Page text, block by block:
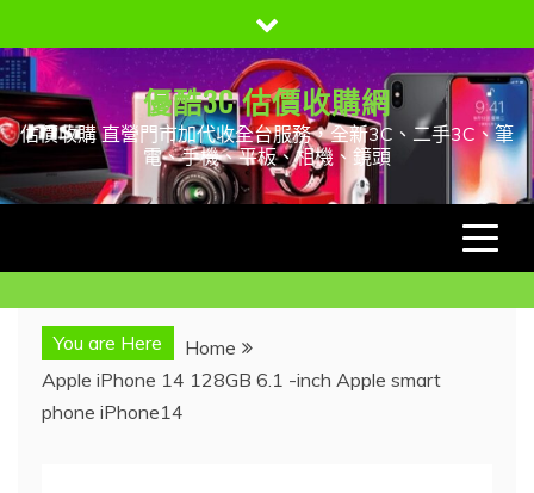
to
content
優酷3C 估價收購網
估價收購 直營門市加代收全台服務，全新3C、二手3C、筆
電、手機、平板、相機、鏡頭
You are Here
Home
Apple iPhone 14 128GB 6.1 -inch Apple smart
phone iPhone14